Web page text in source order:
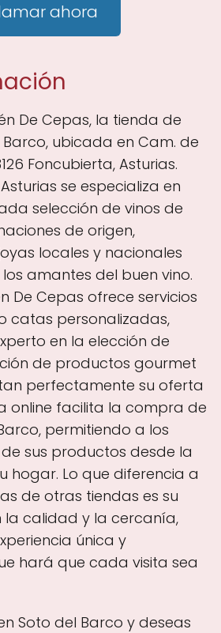
ahora
De Cepas, la tienda de
ubicada en Cam. de
Foncubierta, Asturias.
se especializa en
selección de vinos de
de origen,
locales y nacionales
amantes del buen vino.
De Cepas ofrece servicios
catas personalizadas,
en la elección de
de productos gourmet
perfectamente su oferta
online facilita la compra de
permitiendo a los
sus productos desde la
hogar. Lo que diferencia a
de otras tiendas es su
calidad y la cercanía,
única y
hará que cada visita sea
Soto del Barco y deseas